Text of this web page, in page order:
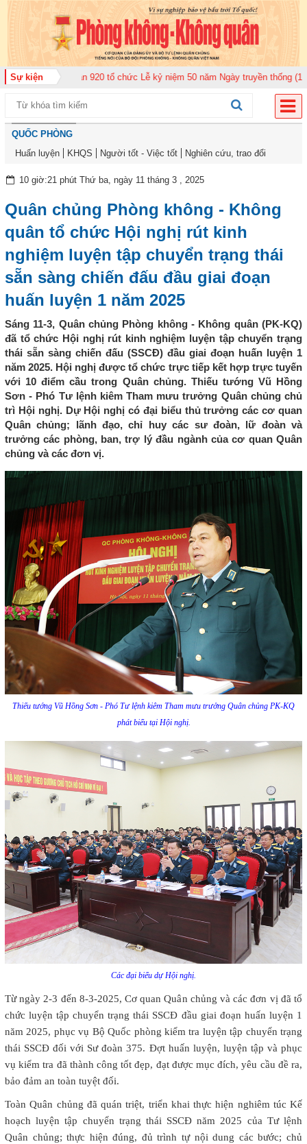
Sự kiện
Không quân 920 tổ chức Lễ kỷ niệm 50 năm Ngày truyền thống (12-11-
QUỐC PHÒNG
Huấn luyện
KHQS Người tốt - Việc tốt Nghiên cứu, trao đổi
10 giờ:21 phút Thứ ba, ngày 11 tháng 3 , 2025
Quân chủng Phòng không - Không
quân tổ chức Hội nghị rút kinh
nghiệm luyện tập chuyển trạng thái
sẵn sàng chiến đấu đầu giai đoạn
huấn luyện 1 năm 2025
Sáng 11-3, Quân chủng Phòng không - Không quân (PK-KQ)
đã tổ chức Hội nghị rút kinh nghiệm luyện tập chuyển trạng
thái sẵn sàng chiến đấu (SSCĐ) đầu giai đoạn huấn luyện 1
năm 2025. Hội nghị được tổ chức trực tiếp kết hợp trực tuyến
với 10 điểm cầu trong Quân chủng. Thiếu tướng Vũ Hồng
Sơn - Phó Tư lệnh kiêm Tham mưu trưởng Quân chủng chủ
trì Hội nghị. Dự Hội nghị có đại biểu thủ trưởng các cơ quan
Quân chủng; lãnh đạo, chỉ huy các sư đoàn, lữ đoàn và
trưởng các phòng, ban, trợ lý đầu ngành của cơ quan Quân
chủng và các đơn vị.
Thiếu tướng Vũ Hồng Sơn - Phó Tư lệnh kiêm Tham mưu trưởng Quân chủng PK-KQ
phát biểu tại Hội nghị.
Các đại biểu dự Hội nghị.
Từ ngày 2-3 đến 8-3-2025, Cơ quan Quân chủng và các đơn vị đã tổ
chức luyện tập chuyển trạng thái SSCĐ đầu giai đoạn huấn luyện 1
năm 2025, phục vụ Bộ Quốc phòng kiểm tra luyện tập chuyển trạng
thái SSCĐ đối với Sư đoàn 375. Đợt huấn luyện, luyện tập và phục
vụ kiểm tra đã thành công tốt đẹp, đạt được mục đích, yêu cầu đề ra,
bảo đảm an toàn tuyệt đối.
Toàn Quân chủng đã quán triệt, triển khai thực hiện nghiêm túc Kế
hoạch luyện tập chuyển trạng thái SSCĐ năm 2025 của Tư lệnh
Quân chủng; thực hiện đúng, đủ trình tự nội dung các bước; chủ